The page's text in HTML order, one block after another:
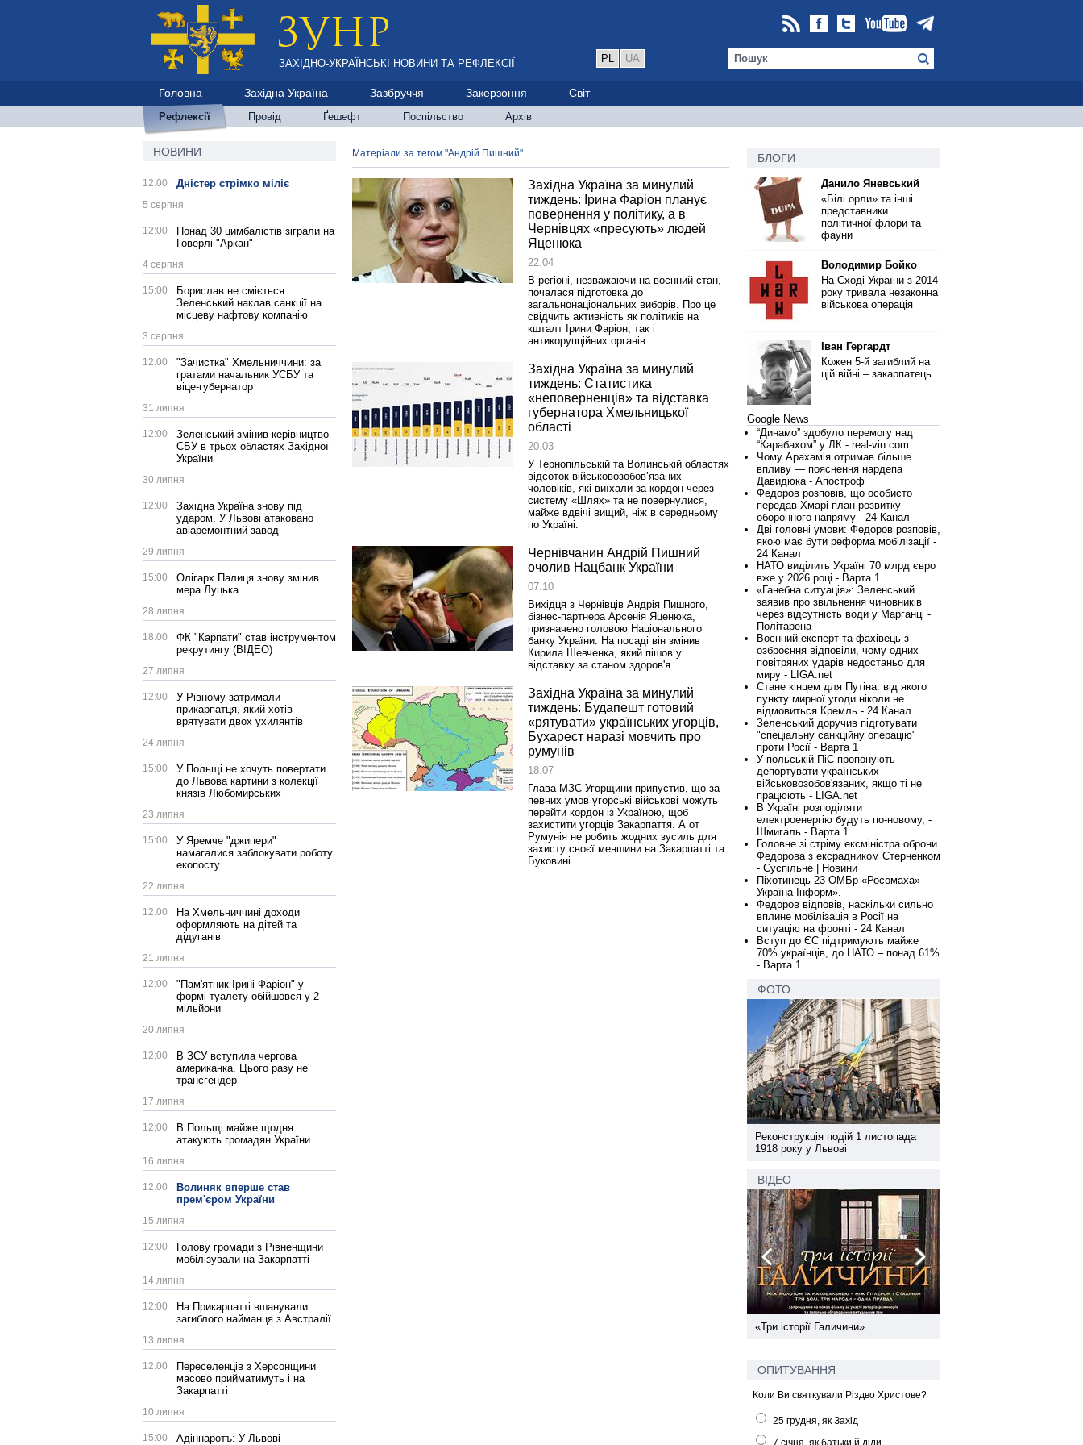
ЗАХІДНО-УКРАЇНСЬКІ НОВИНИ ТА РЕФЛЕКСІЇ PL UA
Головна Західна Україна Зазбруччя Закерзоння Світ
Рефлексії Провід Ґешефт Поспільство Архів
НОВИНИ
12:00 Дністер стрімко міліє
5 серпня
12:00
Понад 30 цимбалістів зіграли на
Говерлі "Аркан"
4 серпня
15:00
Борислав не сміється:
Зеленський наклав санкції на
місцеву нафтову компанію
3 серпня
12:00
"Зачистка" Хмельниччини: за
ґратами начальник УСБУ та
віце-губернатор
31 липня
12:00
Зеленський змінив керівництво
СБУ в трьох областях Західної
України
30 липня
12:00
Західна Україна знову під
ударом. У Львові атаковано
авіаремонтний завод
29 липня
15:00
Олігарх Палиця знову змінив
мера Луцька
28 липня
18:00
ФК "Карпати" став інструментом
рекрутингу (ВІДЕО)
27 липня
12:00
У Рівному затримали
прикарпатця, який хотів
врятувати двох ухилянтів
24 липня
15:00
У Польщі не хочуть повертати
до Львова картини з колекції
князів Любомирських
23 липня
15:00
У Яремче "джипери"
намагалися заблокувати роботу
екопосту
22 липня
12:00
На Хмельниччині доходи
оформляють на дітей та
дідуганів
21 липня
12:00
"Пам'ятник Ірині Фаріон" у
формі туалету обійшовся у 2
мільйони
20 липня
12:00
В ЗСУ вступила чергова
американка. Цього разу не
трансгендер
17 липня
12:00
В Польщі майже щодня
атакують громадян України
16 липня
12:00
Волиняк вперше став
прем'єром України
15 липня
12:00
Голову громади з Рівненщини
мобілізували на Закарпатті
14 липня
12:00
На Прикарпатті вшанували
загиблого найманця з Австралії
13 липня
12:00
Переселенців з Херсонщини
масово прийматимуть і на
Закарпатті
10 липня
15:00
Адіннаротъ: У Львові
Матеріали за тегом "Андрій Пишний"
Західна Україна за минулий
тиждень: Ірина Фаріон планує
повернення у політику, а в
Чернівцях «пресують» людей
Яценюка
22.04
В регіоні, незважаючи на воєнний стан,
почалася підготовка до
загальнонаціональних виборів. Про це
свідчить активність як політиків на
кшталт Ірини Фаріон, так і
антикорупційних органів.
Західна Україна за минулий
тиждень: Статистика
«неповерненців» та відставка
губернатора Хмельницької
області
20.03
У Тернопільській та Волинській областях
відсоток військовозобов’язаних
чоловіків, які виїхали за кордон через
систему «Шлях» та не повернулися,
майже вдвічі вищий, ніж в середньому
по Україні.
Чернівчанин Андрій Пишний
очолив Нацбанк України
07.10
Вихідця з Чернівців Андрія Пишного,
бізнес-партнера Арсенія Яценюка,
призначено головою Національного
банку України. На посаді він змінив
Кирила Шевченка, який пішов у
відставку за станом здоров'я.
Західна Україна за минулий
тиждень: Будапешт готовий
«рятувати» українських угорців,
Бухарест наразі мовчить про
румунів
18.07
Глава МЗС Угорщини припустив, що за
певних умов угорські військові можуть
перейти кордон із Україною, щоб
захистити угорців Закарпаття. А от
Румунія не робить жодних зусиль для
захисту своєї меншини на Закарпатті та
Буковині.
БЛОГИ
Данило Яневський
«Білі орли» та інші
представники
політичної флори та
фауни
Володимир Бойко
На Сході України з 2014
року тривала незаконна
військова операція
Іван Гергардт
Кожен 5-й загиблий на
цій війні – закарпатець
Google News
“Динамо” здобуло перемогу над
“Карабахом” у ЛК - real-vin.com
Чому Арахамія отримав більше
впливу — пояснення нардепа
Давидюка - Апостроф
Федоров розповів, що особисто
передав Хмарі план розвитку
оборонного напряму - 24 Канал
Дві головні умови: Федоров розповів,
якою має бути реформа мобілізації -
24 Канал
НАТО виділить Україні 70 млрд євро
вже у 2026 році - Варта 1
«Ганебна ситуація»: Зеленський
заявив про звільнення чиновників
через відсутність води у Марганці -
Політарена
Воєнний експерт та фахівець з
озброєння відповіли, чому одних
повітряних ударів недостаньо для
миру - LIGA.net
Стане кінцем для Путіна: від якого
пункту мирної угоди ніколи не
відмовиться Кремль - 24 Канал
Зеленський доручив підготувати
"спеціальну санкційну операцію"
проти Росії - Варта 1
У польській ПіС пропонують
депортувати українських
військовозобов'язаних, якщо ті не
працюють - LIGA.net
В Україні розподіляти
електроенергію будуть по-новому, -
Шмигаль - Варта 1
Головне зі стріму ексміністра оброни
Федорова з ексрадником Стерненком
- Суспільне | Новини
Піхотинець 23 ОМБр «Росомаха» -
Україна Інформ».
Федоров відповів, наскільки сильно
вплине мобілізація в Росії на
ситуацію на фронті - 24 Канал
Вступ до ЄС підтримують майже
70% українців, до НАТО – понад 61%
- Варта 1
ФОТО
Реконструкція подій 1 листопада
1918 року у Львові
ВІДЕО
«Три історії Галичини»
ОПИТУВАННЯ
Коли Ви святкували Різдво Христове?
25 грудня, як Захід
7 січня, як батьки й діди